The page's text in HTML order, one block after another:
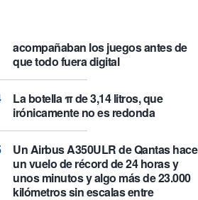
acompañaban los juegos antes de
que todo fuera digital
La botella π de 3,14 litros, que
irónicamente no es redonda
Un Airbus A350ULR de Qantas hace
un vuelo de récord de 24 horas y
unos minutos y algo más de 23.000
kilómetros sin escalas entre